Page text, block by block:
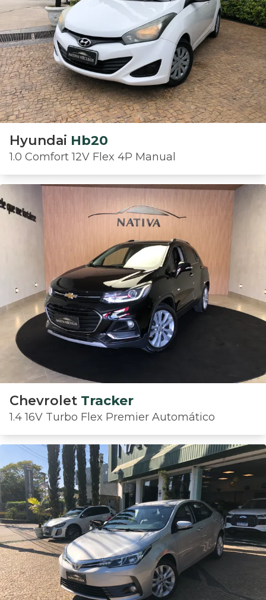
Hyundai Hb20
1.0 Comfort 12V Flex 4P Manual
Chevrolet Tracker
1.4 16V Turbo Flex Premier Automático